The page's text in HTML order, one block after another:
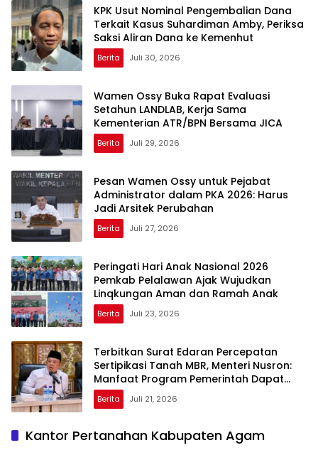
Berita Juli 31, 2026
Dukung Pendidikan Pelalawan, PT Musim
Mas Kembali Salurkan Ratusan Paket
Berita Juli 30, 2026
KPK Usut Nominal Pengembalian Dana
Terkait Kasus Suhardiman Amby, Periksa
Berita Juli 30, 2026
Wamen Ossy Buka Rapat Evaluasi
Setahun LANDLAB, Kerja Sama
Berita Juli 29, 2026
Pesan Wamen Ossy untuk Pejabat
Administrator dalam PKA 2026: Harus
Berita Juli 27, 2026
Peringati Hari Anak Nasional 2026
Pemkab Pelalawan Ajak Wujudkan
Berita Juli 23, 2026